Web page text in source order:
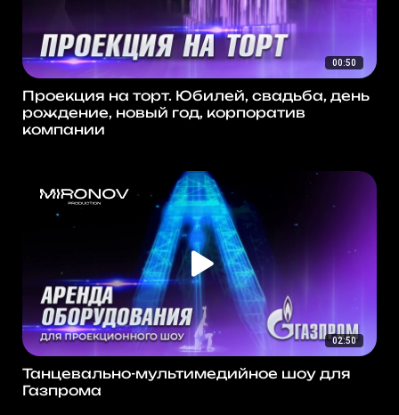
00:50
Проекция на торт. Юбилей, свадьба, день
рождение, новый год, корпоратив
компании
02:50
Танцевально-мультимедийное шоу для
Газпрома